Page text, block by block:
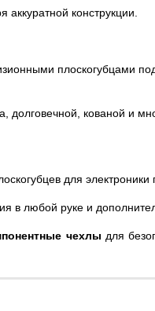
конструкции.
плоскогубцами
долговечной, кованой и
для
в любой руке и
чехлы для